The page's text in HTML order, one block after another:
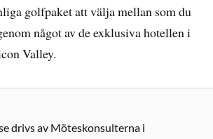
golfpaket att välja mellan som du
något av de exklusiva hotellen i
Valley.
drivs av Möteskonsulterna i